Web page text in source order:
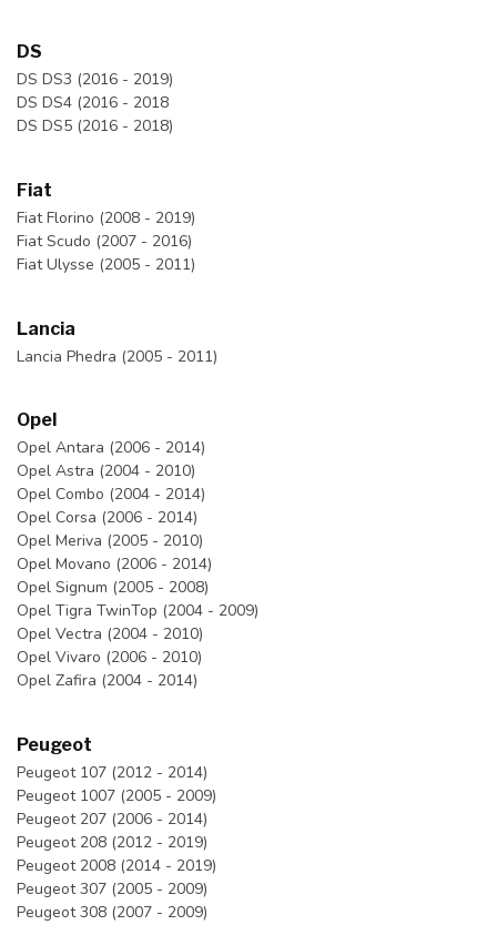
DS
DS DS3 (2016 - 2019)
DS DS4 (2016 - 2018
DS DS5 (2016 - 2018)
Fiat
Fiat Florino (2008 - 2019)
Fiat Scudo (2007 - 2016)
Fiat Ulysse (2005 - 2011)
Lancia
Lancia Phedra (2005 - 2011)
Opel
Opel Antara (2006 - 2014)
Opel Astra (2004 - 2010)
Opel Combo (2004 - 2014)
Opel Corsa (2006 - 2014)
Opel Meriva (2005 - 2010)
Opel Movano (2006 - 2014)
Opel Signum (2005 - 2008)
Opel Tigra TwinTop (2004 - 2009)
Opel Vectra (2004 - 2010)
Opel Vivaro (2006 - 2010)
Opel Zafira (2004 - 2014)
Peugeot
Peugeot 107 (2012 - 2014)
Peugeot 1007 (2005 - 2009)
Peugeot 207 (2006 - 2014)
Peugeot 208 (2012 - 2019)
Peugeot 2008 (2014 - 2019)
Peugeot 307 (2005 - 2009)
Peugeot 308 (2007 - 2009)